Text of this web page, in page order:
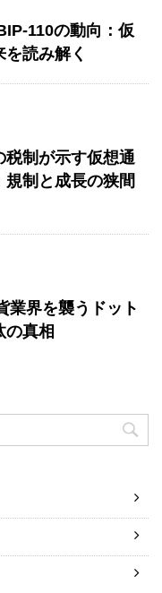
110の動向：仮
読み解く
税制が示す仮想通
制と成長の狭間
業界を襲うドット
の真相